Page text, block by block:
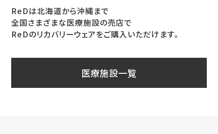
ReDは北海道から沖縄まで
全国さまざまな医療施設の売店で
ReDのリカバリーウェアをご購入いただけます。
医療施設一覧